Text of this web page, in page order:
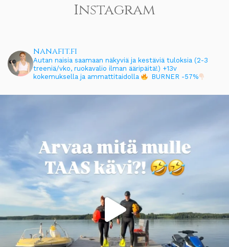
Instagram
nanafit.fi
Autan naisia saamaan näkyviä ja kestäviä tuloksia (2-3
treeniä/vko, ruokavalio ilman ääripäitä!) +13v
kokemuksella ja ammattitaidolla
BURNER -57%